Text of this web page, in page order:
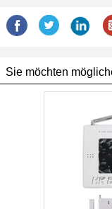
Sie möchten